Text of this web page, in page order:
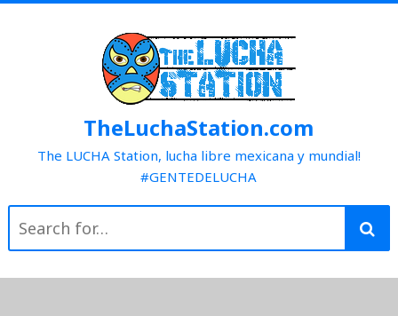
TheLuchaStation.com
The LUCHA Station, lucha libre mexicana y mundial!
#GENTEDELUCHA
for: